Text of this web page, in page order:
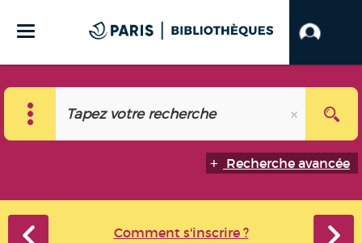
Recherche avancée
Comment s'inscrire ?